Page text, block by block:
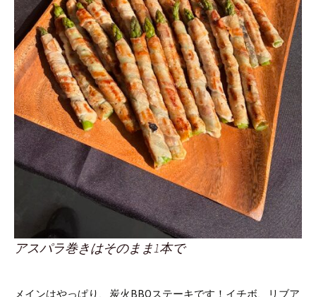
アスパラ巻きはそのまま1本で
メインはやっぱり、炭火BBQステーキです！ イチボ、リブア